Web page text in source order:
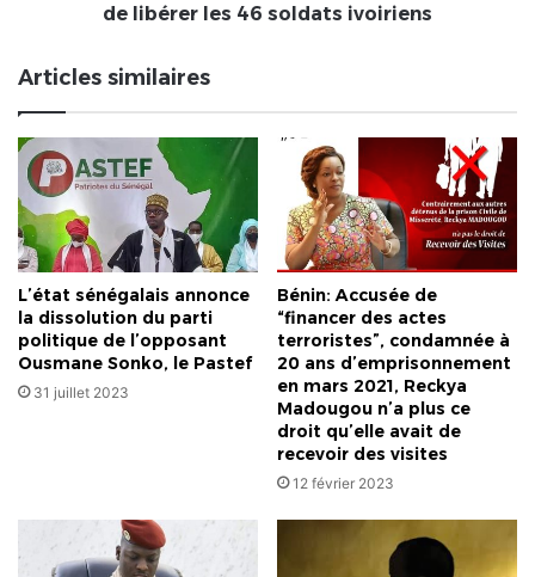
ivoiriens
de libérer les 46 soldats ivoiriens
Articles similaires
L’état sénégalais annonce
la dissolution du parti
politique de l’opposant
Ousmane Sonko, le Pastef
31 juillet 2023
Bénin: Accusée de
“financer des actes
terroristes”, condamnée à
20 ans d’emprisonnement
en mars 2021, Reckya
Madougou n’a plus ce
droit qu’elle avait de
recevoir des visites
12 février 2023